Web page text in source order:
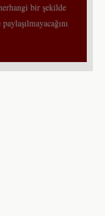
bir şekilde